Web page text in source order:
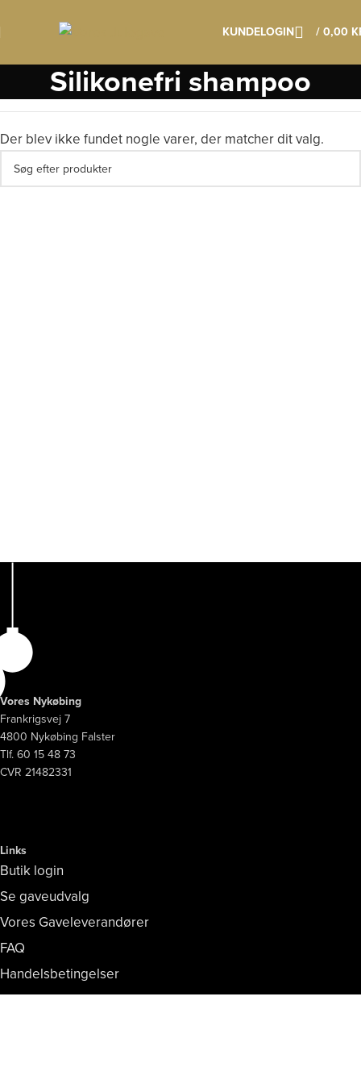
KUNDELOGIN / 0,00
Silikonefri shampoo
Der blev ikke fundet nogle varer, der matcher dit valg.
Vores Nykøbing
Frankrigsvej 7
4800 Nykøbing Falster
Tlf. 60 15 48 73
CVR 21482331
Links
Butik login
Se gaveudvalg
Vores Gaveleverandører
FAQ
Handelsbetingelser
Persondata- og cookiepolitik